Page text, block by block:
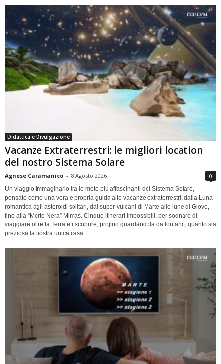
Didattica e Divulgazione
Vacanze Extraterrestri: le migliori location
del nostro Sistema Solare
Agnese Caramanico - 8 Agosto 2026 0
Un viaggio immaginario tra le mete più affascinanti del Sistema Solare,
pensato come una vera e propria guida alle vacanze extraterrestri: dalla Luna
romantica agli asteroidi solitari, dai super-vulcani di Marte alle lune di Giove,
fino alla “Morte Nera” Mimas. Cinque itinerari impossibili, per sognare di
viaggiare oltre la Terra e riscoprire, proprio guardandola da lontano, quanto sia
preziosa la nostra unica casa